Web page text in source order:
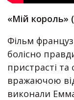
«Мій король»
Фільм
болісно
пристрасті та
вражаючою
виконали